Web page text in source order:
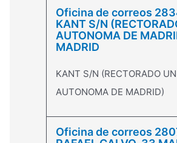
Oficina de correos
KANT S/N
AUTONOMA DE
MADRID
KANT S/N (RECTORADO
AUTONOMA DE MADRID)
Oficina de correos